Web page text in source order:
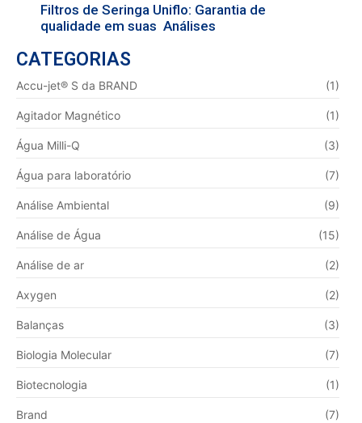
Filtros de Seringa Uniflo: Garantia de
qualidade em suas Análises
CATEGORIAS
Accu-jet® S da BRAND (1)
Agitador Magnético (1)
Água Milli-Q (3)
Água para laboratório (7)
Análise Ambiental (9)
Análise de Água (15)
Análise de ar (2)
Axygen (2)
Balanças (3)
Biologia Molecular (7)
Biotecnologia (1)
Brand (7)